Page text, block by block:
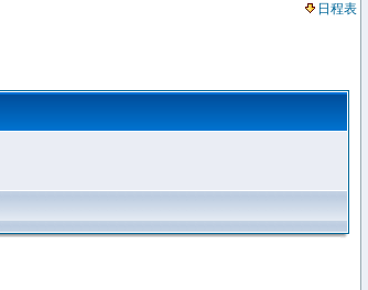
日程表